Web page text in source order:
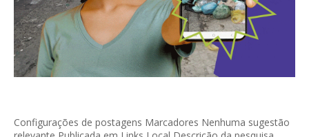
Configurações de postagens Marcadores Nenhuma sugestão